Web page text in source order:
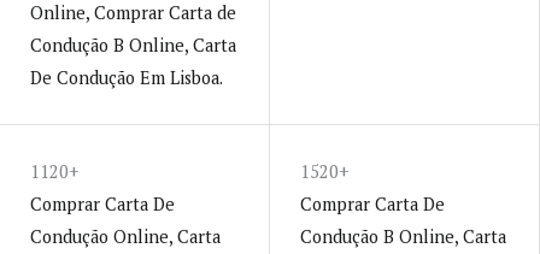
Online, Comprar Carta de
Condução B Online, Carta
De Condução Em Lisboa.
1120+
Comprar Carta De
Condução Online, Carta
1520+
Comprar Carta De
Condução B Online, Carta